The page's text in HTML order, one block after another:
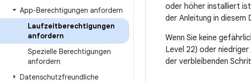
App-Berechtigungen anfordern
Laufzeitberechtigungen
anfordern
Spezielle Berechtigungen
anfordern
Datenschutzfreundliche
oder höher installiert
der Anleitung in diesem
Wenn Sie keine
Level 22) oder
der verbleibenden